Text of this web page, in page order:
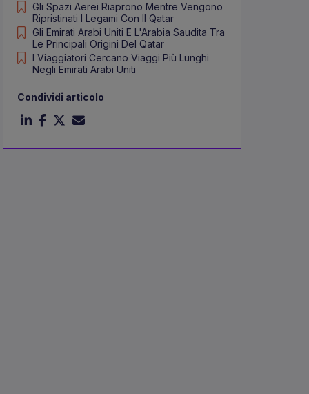
Gli Spazi Aerei Riaprono Mentre Vengono
Ripristinati I Legami Con Il Qatar
Gli Emirati Arabi Uniti E L'Arabia Saudita Tra
Le Principali Origini Del Qatar
I Viaggiatori Cercano Viaggi Più Lunghi
Negli Emirati Arabi Uniti
Condividi articolo